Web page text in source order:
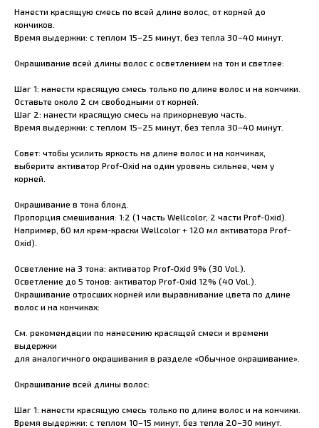
Нанести красящую смесь по всей длине волос, от корней до
кончиков.
Время выдержки: с теплом 15–25 минут, без тепла 30–40 минут.
Окрашивание всей длины волос с осветлением на тон и светлее:
Шаг 1: нанести красящую смесь только по длине волос и на кончики.
Оставьте около 2 см свободными от корней.
Шаг 2: нанести красящую смесь на прикорневую часть.
Время выдержки: с теплом 15–25 минут, без тепла 30–40 минут.
Совет: чтобы усилить яркость на длине волос и на кончиках,
выберите активатор Prof-Oxid на один уровень сильнее, чем у
корней.
Окрашивание в тона блонд.
Пропорция смешивания: 1:2 (1 часть Wellcolor, 2 части Prof-Oxid).
Например, 60 мл крем-краски Wellcolor + 120 мл активатора Prof-
Oxid).
Осветление на 3 тона: активатор Prof-Oxid 9% (30 Vol.).
Осветление до 5 тонов: активатор Prof-Oxid 12% (40 Vol.).
Окрашивание отросших корней или выравнивание цвета по длине
волос и на кончиках:
См. рекомендации по нанесению красящей смеси и времени
выдержки
для аналогичного окрашивания в разделе «Обычное окрашивание».
Окрашивание всей длины волос:
Шаг 1: нанести красящую смесь только по длине волос и на кончики.
Время выдержки: с теплом 10–15 минут, без тепла 20–30 минут.